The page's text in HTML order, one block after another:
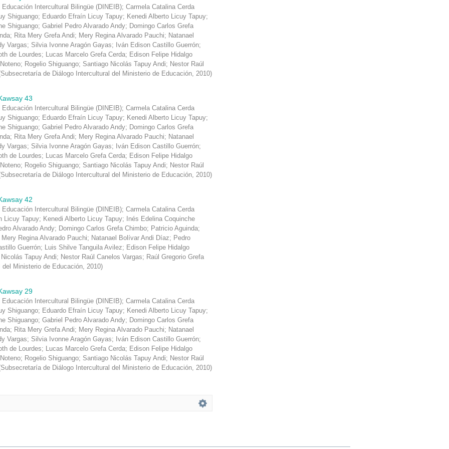
Intercultural Bilingüe (DINEIB); Carmela Catalina Cerda
Shiguango; Eduardo Efraín Licuy Tapuy; Kenedi Alberto Licuy Tapuy;
Shiguango; Gabriel Pedro Alvarado Andy; Domingo Carlos Grefa
; Rita Mery Grefa Andi; Mery Regina Alvarado Pauchi; Natanael
Vargas; Silvia Ivonne Aragón Gayas; Iván Edison Castillo Guerrón;
de Lourdes; Lucas Marcelo Grefa Cerda; Edison Felipe Hidalgo
; Rogelio Shiguango; Santiago Nicolás Tapuy Andi; Nestor Raúl
Subsecretaría de Diálogo Intercultural del Ministerio de Educación, 2010)
43
Intercultural Bilingüe (DINEIB); Carmela Catalina Cerda
Shiguango; Eduardo Efraín Licuy Tapuy; Kenedi Alberto Licuy Tapuy;
Shiguango; Gabriel Pedro Alvarado Andy; Domingo Carlos Grefa
; Rita Mery Grefa Andi; Mery Regina Alvarado Pauchi; Natanael
Vargas; Silvia Ivonne Aragón Gayas; Iván Edison Castillo Guerrón;
de Lourdes; Lucas Marcelo Grefa Cerda; Edison Felipe Hidalgo
; Rogelio Shiguango; Santiago Nicolás Tapuy Andi; Nestor Raúl
Subsecretaría de Diálogo Intercultural del Ministerio de Educación, 2010)
42
Intercultural Bilingüe (DINEIB); Carmela Catalina Cerda
Licuy Tapuy; Kenedi Alberto Licuy Tapuy;
Inés Edelina Coquinche
Alvarado Andy; Domingo Carlos Grefa Chimbo; Patricio Aguinda;
Mery Regina Alvarado Pauchi; Natanael Bolívar Andi Díaz; Pedro
Guerrón; Luis Shilve Tanguila Avilez; Edison Felipe Hidalgo
Tapuy Andi; Nestor Raúl Canelos Vargas; Raúl Gregorio Grefa
Ministerio de Educación, 2010)
29
Intercultural Bilingüe (DINEIB); Carmela Catalina Cerda
Shiguango; Eduardo Efraín Licuy Tapuy; Kenedi Alberto Licuy Tapuy;
Shiguango; Gabriel Pedro Alvarado Andy; Domingo Carlos Grefa
; Rita Mery Grefa Andi; Mery Regina Alvarado Pauchi; Natanael
Vargas; Silvia Ivonne Aragón Gayas; Iván Edison Castillo Guerrón;
de Lourdes; Lucas Marcelo Grefa Cerda; Edison Felipe Hidalgo
; Rogelio Shiguango; Santiago Nicolás Tapuy Andi; Nestor Raúl
Subsecretaría de Diálogo Intercultural del Ministerio de Educación, 2010)